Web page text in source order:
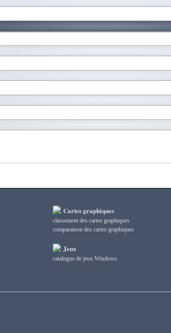
Cartes graphiques
classement des cartes graphiques
сomparaison des cartes graphiques
Jeux
catalogue de jeux Windows